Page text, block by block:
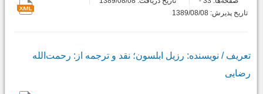
تاریخ پذیرش: 1389/08/08
تعریف / نویسنده: رزیل ابلسون؛ نقد و ترجمه از: رحمت‌الله
رضایی